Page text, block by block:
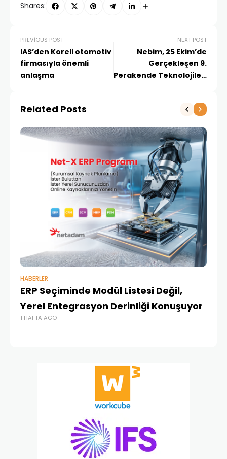
Shares:
PREVIOUS POST
IAS’den Koreli otomotiv
firmasıyla önemli
anlaşma
NEXT POST
Nebim, 25 Ekim’de
Gerçekleşen 9.
Perakende Teknolojileri
Aldı
Related Posts
HABERLER
ERP Seçiminde Modül Listesi Değil,
Yerel Entegrasyon Derinliği Konuşuyor
1 HAFTA AGO